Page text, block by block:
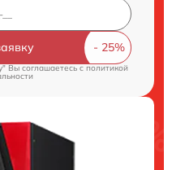
Вы соглашаетесь cполитикой